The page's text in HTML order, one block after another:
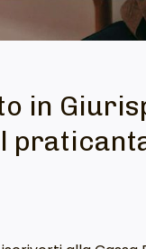
in